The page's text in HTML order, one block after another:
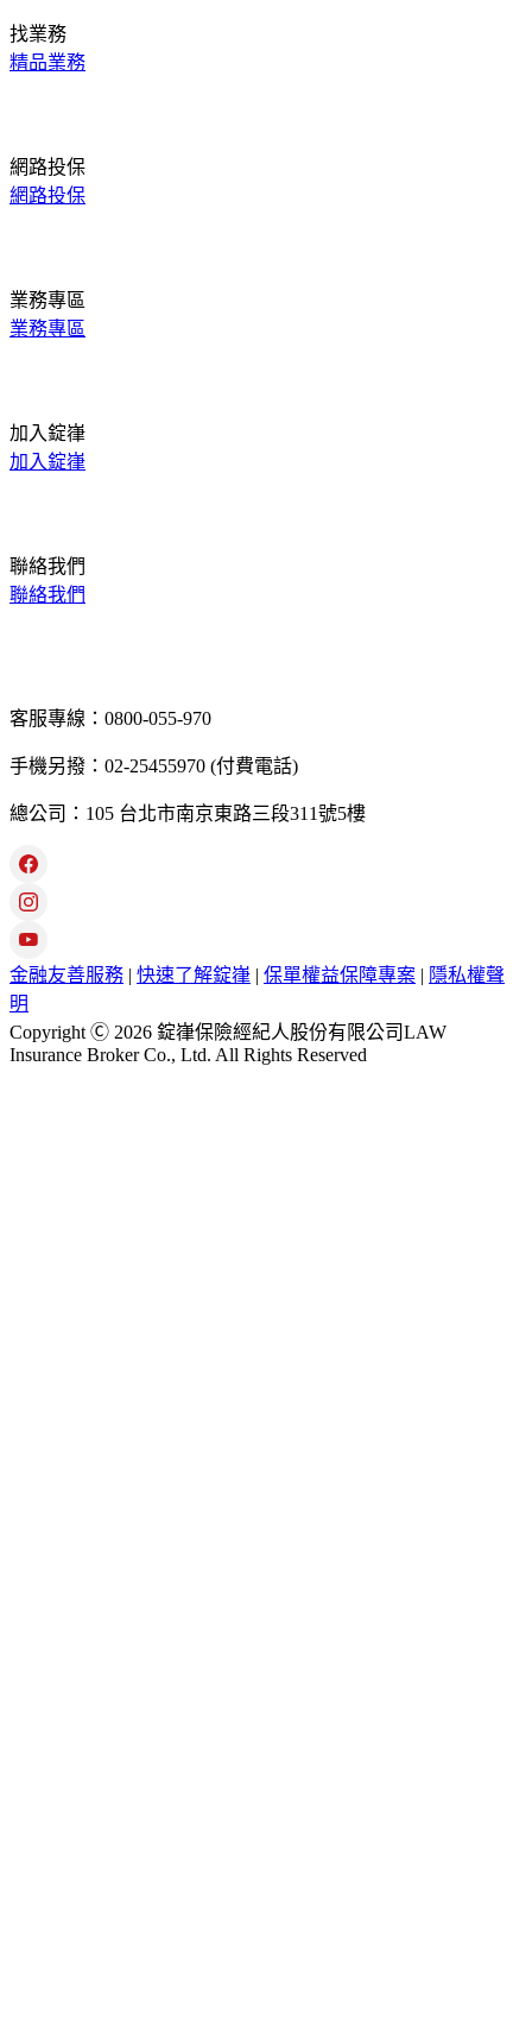
找業務
精品業務
網路投保
網路投保
業務專區
業務專區
加入錠嵂
加入錠嵂
聯絡我們
聯絡我們
客服專線：0800-055-970
手機另撥：02-25455970 (付費電話)
總公司：105 台北市南京東路三段311號5樓
金融友善服務 | 快速了解錠嵂 | 保單權益保障專案 | 隱私權聲
明
Copyright Ⓒ 2026 錠嵂保險經紀人股份有限公司LAW
Insurance Broker Co., Ltd. All Rights Reserved